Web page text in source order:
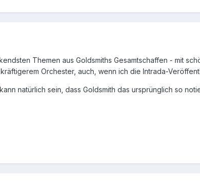
Themen aus Goldsmiths Gesamtschaffen - mit
Orchester, auch, wenn ich die Intrada-
natürlich sein, dass Goldsmith das ursprünglich so